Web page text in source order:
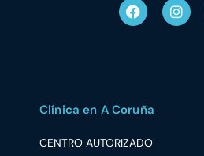
Clínica en A Coruña
CENTRO AUTORIZADO